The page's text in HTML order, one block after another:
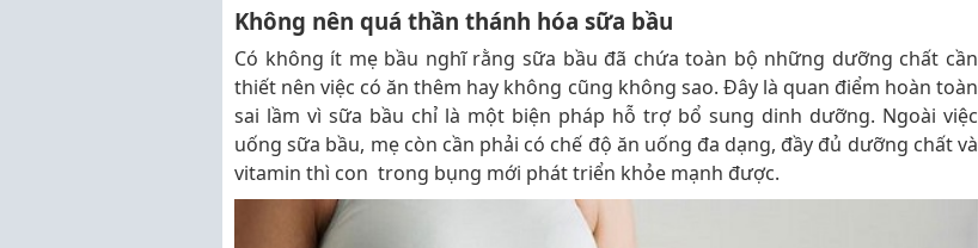
Không nên quá thần thánh hóa sữa bầu
Có không ít mẹ bầu nghĩ rằng sữa bầu đã chứa toàn bộ những dưỡng chất cần
thiết nên việc có ăn thêm hay không cũng không sao. Đây là quan điểm hoàn toàn
sai lầm vì sữa bầu chỉ là một biện pháp hỗ trợ bổ sung dinh dưỡng. Ngoài việc
uống sữa bầu, mẹ còn cần phải có chế độ ăn uống đa dạng, đầy đủ dưỡng chất và
vitamin thì con trong bụng mới phát triển khỏe mạnh được.